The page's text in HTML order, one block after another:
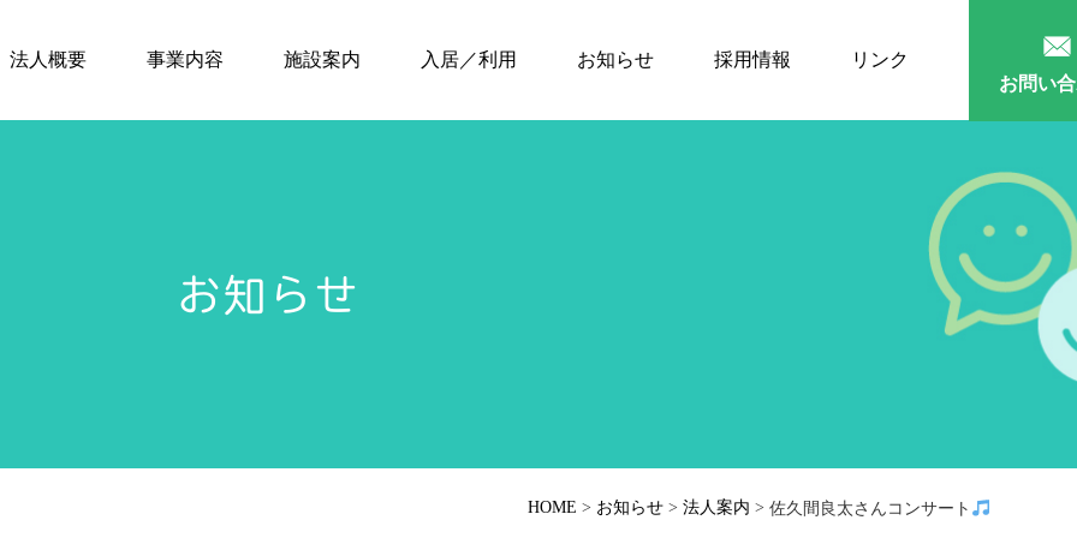
法人概要 事業内容 施設案内 入居／利用 お知らせ 採用情報
リンク
お問い
お知らせ
HOME > お知らせ >法人案内 >佐久間良太さんコンサート